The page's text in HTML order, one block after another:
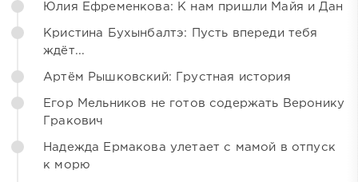
Юлия Ефременкова: К нам пришли Майя и Дан
Кристина Бухынбалтэ: Пусть впереди тебя
ждёт...
Артём Рышковский: Грустная история
Егор Мельников не готов содержать Веронику
Гракович
Надежда Ермакова улетает с мамой в отпуск
к морю